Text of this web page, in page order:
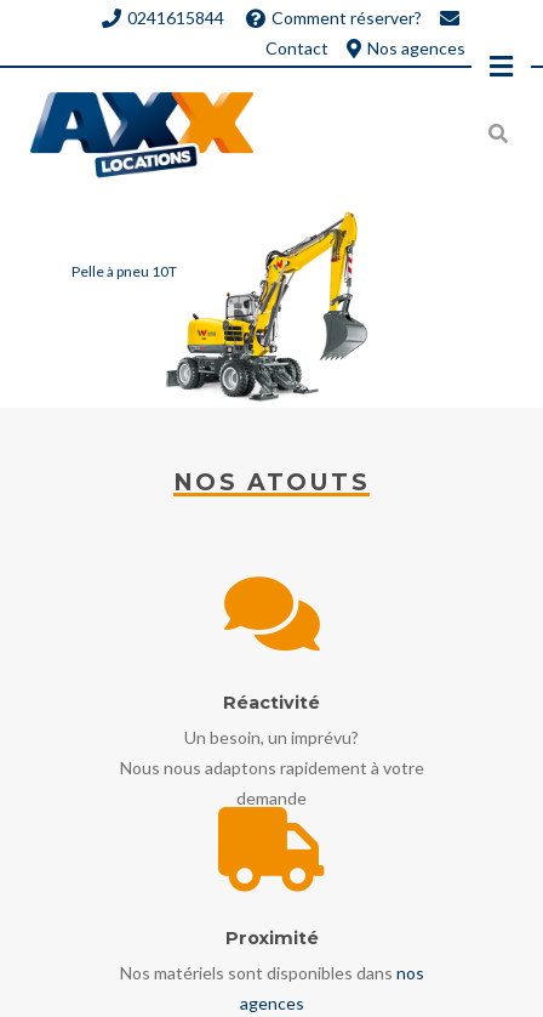
0241615844
Comment réserver?
Contact
Nos agences
Pelle à pneu 10T
NOS ATOUTS
Réactivité
Un besoin, un imprévu?
Nous nous adaptons rapidement à votre
demande
Proximité
Nos matériels sont disponibles dans nos
agences